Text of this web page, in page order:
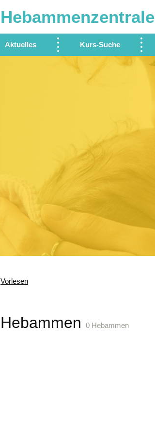
Hebammenzentrale
Aktuelles Kurs-Suche
Vorlesen
Hebammen0 Hebammen